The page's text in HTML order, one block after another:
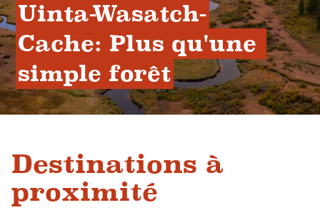
Uinta-Wasatch-
Cache: Plus qu'une
simple forêt
Destinations à
proximité